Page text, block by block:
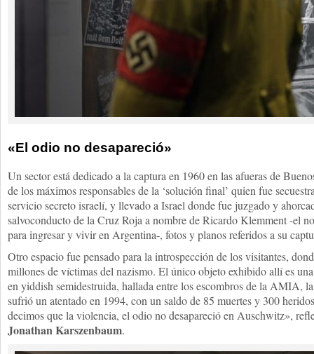
«El odio no desapareció»
Un sector está dedicado a la captura en 1960 en las afueras de
de los máximos responsables de la ‘solución final’ quien fue
servicio secreto israelí, y llevado a Israel donde fue juzgado y
salvoconducto de la Cruz Roja a nombre de Ricardo Klemment -el
para ingresar y vivir en Argentina-, fotos y planos referidos a su
Otro espacio fue pensado para la introspección de los visitantes,
millones de víctimas del nazismo. El único objeto exhibido allí es
en yiddish semidestruida, hallada entre los escombros de la AMIA,
sufrió un atentado en 1994, con un saldo de 85 muertes y 300
decimos que la violencia, el odio no desapareció en Auschwitz»,
Jonathan Karszenbaum.